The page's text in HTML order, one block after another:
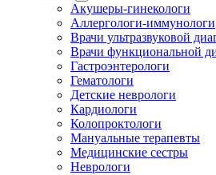
Акушеры-гинекологи
Аллергологи-иммунологи
Врачи ультразвуковой
Врачи функциональной
Гастроэнтерологи
Гематологи
Детские неврологи
Кардиологи
Колопроктологи
Мануальные терапевты
Медицинские сестры
Неврологи